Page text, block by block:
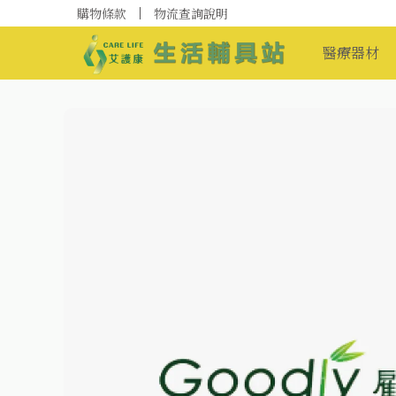
購物條款 物流查詢說明
醫療器材